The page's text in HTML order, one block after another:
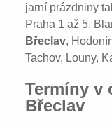
jarní prázdniny
Praha 1 až 5,
Břeclav,
Tachov, Louny,
Termíny v
Břeclav